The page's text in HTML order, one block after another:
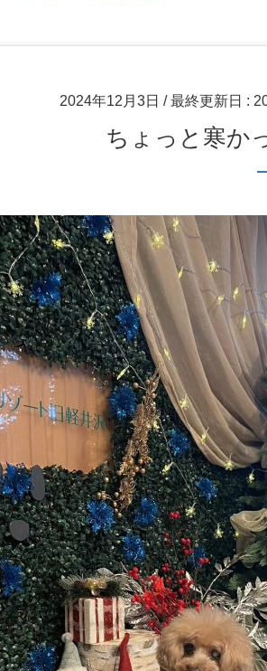
2024年12月3日 / 最終更新日 :
ちょっと寒